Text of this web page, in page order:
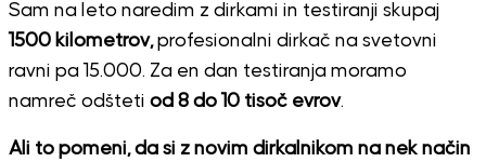
Sam na leto naredim z dirkami in testiranji skupaj
1500 kilometrov,profesionalni dirkač na svetovni
ravni pa 15.000. Za en dan testiranja moramo
namreč odšteti od 8 do 10 tisoč evrov.
Ali to pomeni, da si z novim dirkalnikom na nek način